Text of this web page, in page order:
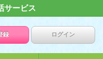
サービス
録 ログイン